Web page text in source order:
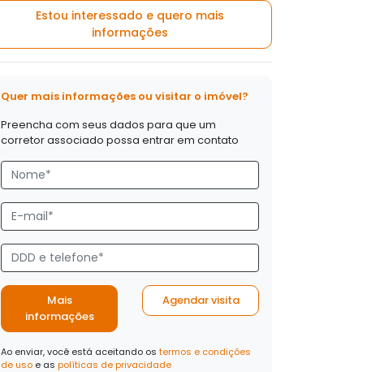
Estou interessado e quero mais
informações
Quer mais informações ou visitar o imóvel?
Preencha com seus dados para que um
corretor associado possa entrar em contato
Mais
informações
Agendar visita
Ao enviar, você está aceitando os termos e condições
de uso e as políticas de privacidade